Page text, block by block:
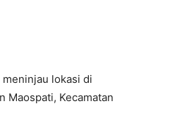
meninjau lokasi di
Maospati, Kecamatan